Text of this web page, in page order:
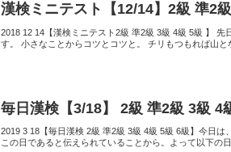
漢検ミニテスト【12/14】2級 準2
2018 12 14【漢検ミニテスト2級 準2級 3級 4級 5級 】
す。 小さなことからコツとコツと。 チリもつもれば山
毎日漢検【3/18】 2級 準2級 3級 4
2019 3 18【毎日漢検 2級 準2級 3級 4級 5級 6級】今日
この日であると伝えられていることから。よって以下の